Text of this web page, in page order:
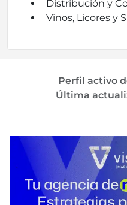
Distribución y
Vinos, Licores y
Perfil activo
Última